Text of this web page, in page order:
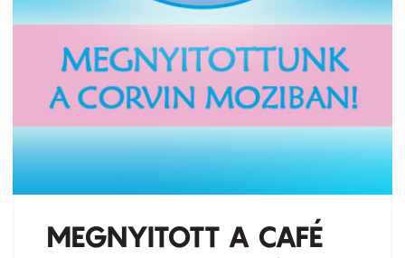
MEGNYITOTT A CAFÉ